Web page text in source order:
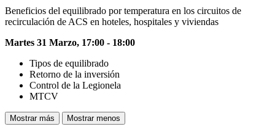
Beneficios del equilibrado por temperatura en los circuitos de
recirculación de ACS en hoteles, hospitales y viviendas
Martes 31 Marzo, 17:00 - 18:00
Tipos de equilibrado
Retorno de la inversión
Control de la Legionela
MTCV
Mostrar más Mostrar menos